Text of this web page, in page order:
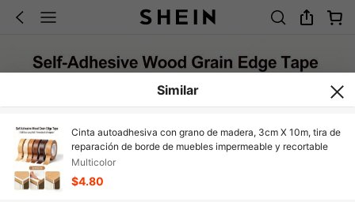
Similar
Cinta autoadhesiva con grano de madera, 3cm X 10m, tira de
reparación de borde de muebles impermeable y recortable
Multicolor
$4.80